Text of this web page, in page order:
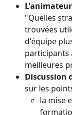
"Quelles
trouvées
d'équipe
participants
meilleures
Discussion
sur les
la mise